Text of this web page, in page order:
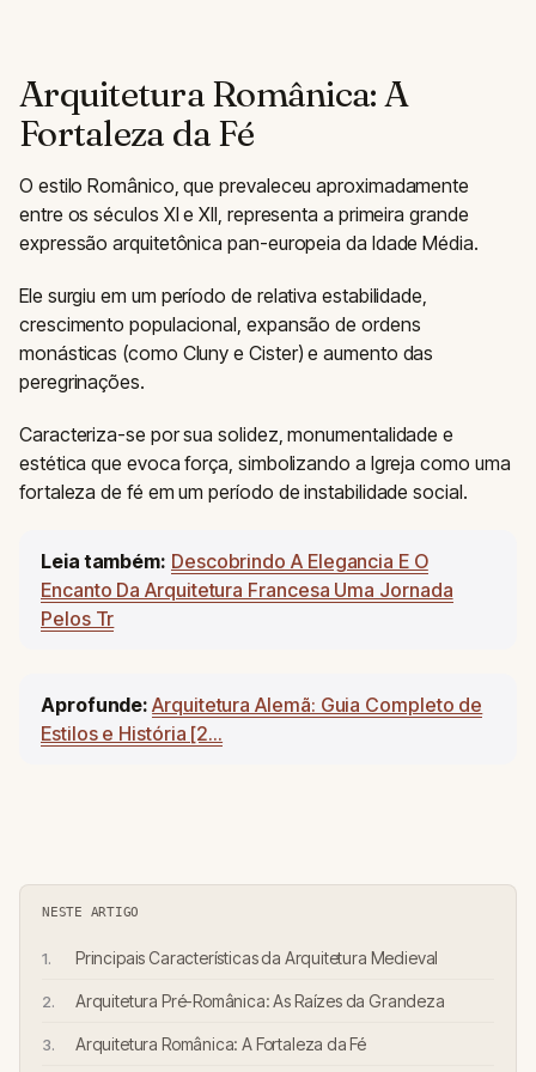
Arquitetura Românica: A
Fortaleza da Fé
O estilo Românico, que prevaleceu aproximadamente
entre os séculos XI e XII, representa a primeira grande
expressão arquitetônica pan-europeia da Idade Média.
Ele surgiu em um período de relativa estabilidade,
crescimento populacional, expansão de ordens
monásticas (como Cluny e Cister) e aumento das
peregrinações.
Caracteriza-se por sua solidez, monumentalidade e
estética que evoca força, simbolizando a Igreja como uma
fortaleza de fé em um período de instabilidade social.
Leia também: Descobrindo A Elegancia E O
Encanto Da Arquitetura Francesa Uma Jornada
Pelos Tr
Aprofunde:Arquitetura Alemã: Guia Completo de
Estilos e História [2...
NESTE ARTIGO
Principais Características da Arquitetura Medieval
Arquitetura Pré-Românica: As Raízes da Grandeza
Arquitetura Românica: A Fortaleza da Fé